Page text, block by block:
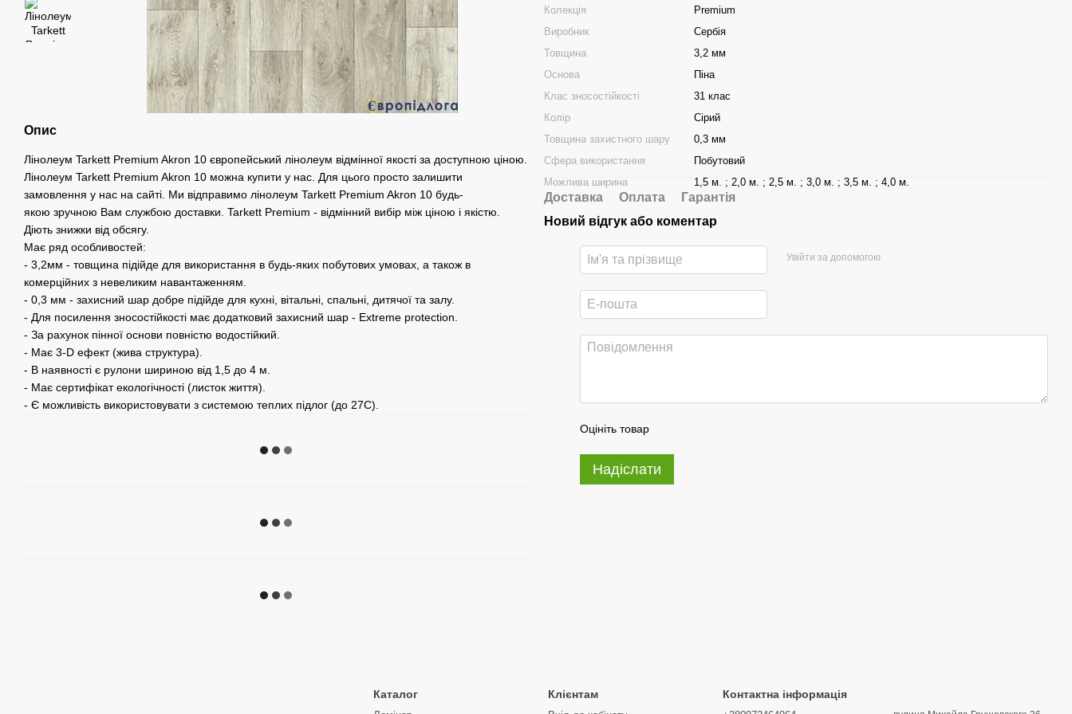
Опис
Лінолеум Tarkett Premium Akron 10 європейський лінолеум відмінної якості за доступною ціною.
Лінолеум Tarkett Premium Akron 10 можна купити у нас. Для цього просто залишити
замовлення у нас на сайті. Ми відправимо лінолеум Tarkett Premium Akron 10 будь-
якою зручною Вам службою доставки. Tarkett Premium - відмінний вибір між ціною і якістю.
Діють знижки від обсягу.
Має ряд особливостей:
- 3,2мм - товщина підійде для використання в будь-яких побутових умовах, а також в
комерційних з невеликим навантаженням.
- 0,3 мм - захисний шар добре підійде для кухні, вітальні, спальні, дитячої та залу.
- Для посилення зносостійкості має додатковий захисний шар - Extreme protection.
- За рахунок пінної основи повністю водостійкий.
- Має 3-D ефект (жива структура).
- В наявності є рулони шириною від 1,5 до 4 м.
- Має сертифікат екологічності (листок життя).
- Є можливість використовувати з системою теплих підлог (до 27C).
Колекція
Premium
Виробник
Сербія
Товщина
3,2 мм
Основа
Піна
Клас зносостійкості
31 клас
Колір
Сірий
Товщина захистного шару
0,3 мм
Сфера використання
Побутовий
Можлива ширина
1,5 м. ; 2,0 м. ; 2,5 м. ; 3,0 м. ; 3,5 м. ; 4,0 м.
Доставка Оплата
Гарантія
Новий відгук або коментар
Увійти за допомогою
Оцініть товар
Надіслати
Каталог Клієнтам Контактна інформація